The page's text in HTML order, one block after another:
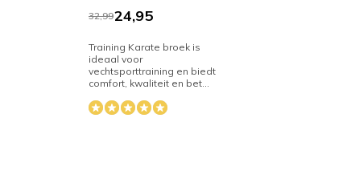
32,9924,95
Training Karate broek is
ideaal voor
vechtsporttraining en biedt
comfort, kwaliteit en bet...